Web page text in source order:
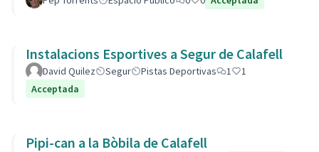
Instalacions Esportives a Segur de Calafell
David Quilez Segur Pistas Deportivas 1
1
Acceptada
Pipi-can a la Bòbila de Calafell